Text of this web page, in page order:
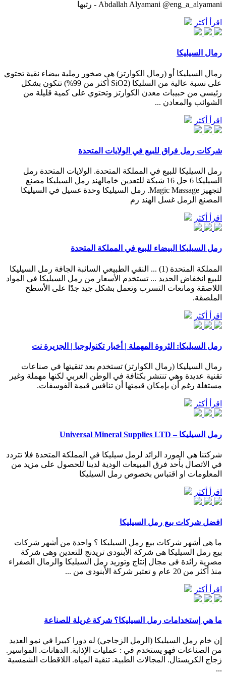
Abdallah Alyamani @eng_a_alyamani - رتبها
اقرأ أكثر
رمال السيليكا
رمال السيليكا أو (رمال الكوارتز) هي صخور رملية بيضاء نقية تحتوي
على نسبة عالية من السليكا (SiO2 أكثر من 99%) تتكون بشكل
رئيسي من حبيبات معدن الكوارتز وتحتوي على كمية قليلة من
الشوائب والمعادن ...
اقرأ أكثر
شركات رمل فراق للبيع في الولايات المتحدة
رمل السيليكا للبيع في المملكة المتحدة. الولايات المتحدة رمل
السيليكا 6 حل 16 شبكة للتعدين خامالهند رمل السيليكا مصنع
لتجهيز Magic Massage. رمل السيليكا وحدة غسيل في السيليكا
المصنع الرمل غسل الهند رم
اقرأ أكثر
رمل السيليكا البيضاء للبيع في المملكة المتحدة
المملكة المتحدة (1) ... النقي الطبيعي السائبة الجافة رمل السيليكا
للبيع انخفاض الحديد ... تستخدم الأسعار من رمل السيليكا في المواد
اللاصقة ومانعات التسرب وتعمل بشكل جيد جدًا على الأسطح
الملصقة.
اقرأ أكثر
رمل السيليكا: الثروة المهملة | أخبار تكنولوجيا | الجزيرة نت
رمال السيليكا (رمال الكوارتز) تستخدم بعد تنقيتها في صناعات
تقنية عديدة وهي تنتشر بكثافة في الوطن العربي لكنها مهملة وغير
مستغلة رغم أن بإمكان قيمتها أن تنافس قيمة الفوسفات.
اقرأ أكثر
رمل السيليكا – Universal Mineral Supplies LTD
شركتنا هي المورد الرائد لرمل سيليكا في المملكة المتحدة فلا تتردد
في الاتصال بأحد فرق المبيعات الودية لدينا للحصول على مزيد من
المعلومات او اقتباس بخصوص رمل السيليكا
اقرأ أكثر
افضل شركات بيع رمل السيليكا
ما هى أشهر شركات بيع رمل السيليكا ؟ واحدة من أشهر شركات
بيع رمل السيليكا هى شركة الأبنودى تريدنج للتعدين وهى شركة
مصرية رائدة فى مجال إنتاج وتوريد رمل السيليكا والرمال الصفراء
منذ أكثر من 20 عام و تعتبر شركة الأبنودى من ...
اقرأ أكثر
ما هي إستخدامات رمل السيليكا؟ شركة غريلة للصناعة
إن خام رمل السيليكا (الرمل الزجاجي) له دورا كبيرا في نمو العديد
من الصناعات فهو يستخدم في : عمليات الإذابة. الدهانات. المواسير.
زجاج الكريستال. المجالات الطبية. تنقية المياه. اللاقطات الشمسية
...